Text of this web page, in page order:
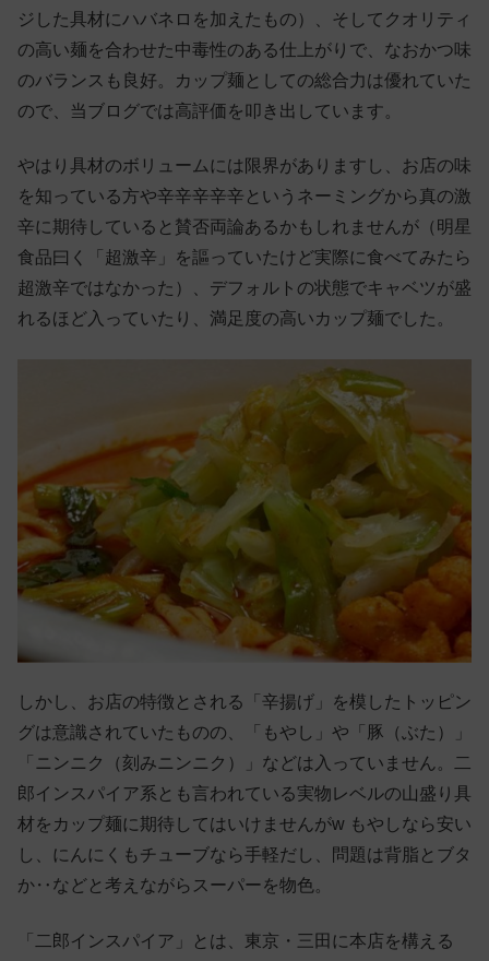
ジした具材にハバネロを加えたもの）、そしてクオリティ
の高い麺を合わせた中毒性のある仕上がりで、なおかつ味
のバランスも良好。カップ麺としての総合力は優れていた
ので、当ブログでは高評価を叩き出しています。
やはり具材のボリュームには限界がありますし、お店の味
を知っている方や辛辛辛辛辛というネーミングから真の激
辛に期待していると賛否両論あるかもしれませんが（明星
食品曰く「超激辛」を謳っていたけど実際に食べてみたら
超激辛ではなかった）、デフォルトの状態でキャベツが盛
れるほど入っていたり、満足度の高いカップ麺でした。
しかし、お店の特徴とされる「辛揚げ」を模したトッピン
グは意識されていたものの、「もやし」や「豚（ぶた）」
「ニンニク（刻みニンニク）」などは入っていません。二
郎インスパイア系とも言われている実物レベルの山盛り具
材をカップ麺に期待してはいけませんがw もやしなら安い
し、にんにくもチューブなら手軽だし、問題は背脂とブタ
か‥などと考えながらスーパーを物色。
「二郎インスパイア」とは、東京・三田に本店を構える